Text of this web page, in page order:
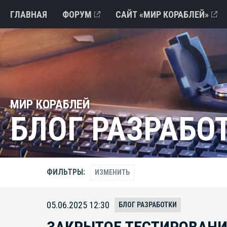
ГЛАВНАЯ ФОРУМ САЙТ «МИР КОРАБЛЕЙ»
МИР КОРАБЛЕЙ
БЛОГ
ФИЛЬТРЫ: ИЗМЕНИТЬ
05.06.2025 12:30 БЛОГ РАЗРАБОТКИ